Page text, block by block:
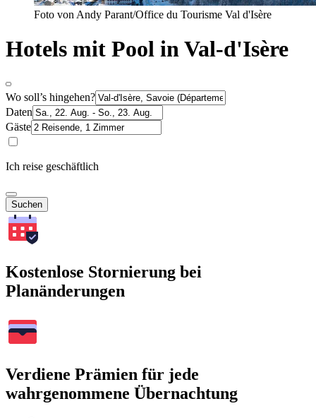
Foto von Andy Parant/Office du Tourisme Val d'Isère
Hotels mit Pool in Val-d'Isère
Wo soll’s hingehen?
Daten
Gäste
Ich reise geschäftlich
Suchen
Kostenlose Stornierung bei
Planänderungen
Verdiene Prämien für jede
wahrgenommene Übernachtung